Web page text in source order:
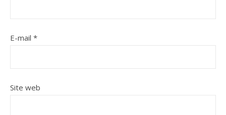
E-mail *
Site web